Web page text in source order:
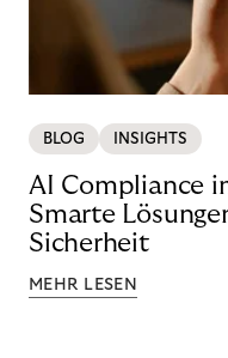
BLOG INSIGHTS
AI Compliance
Smarte
Sicherheit
MEHR LESEN